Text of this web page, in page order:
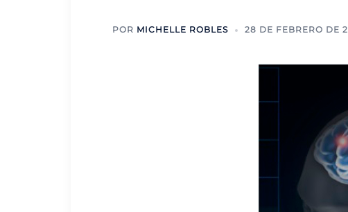
POR MICHELLE ROBLES 28 DE FEBRERO DE